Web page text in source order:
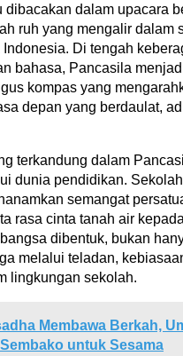
dibacakan dalam upacara
ruh yang mengalir dalam
Di tengah
bahasa, Pancasila
kompas yang
depan yang berdaulat,
terkandung dalam
dunia pendidikan.
semangat
rasa cinta tanah air
dibentuk, bukan
melalui teladan,
lingkungan sekolah.
Membawa Berkah,
untuk Sesama